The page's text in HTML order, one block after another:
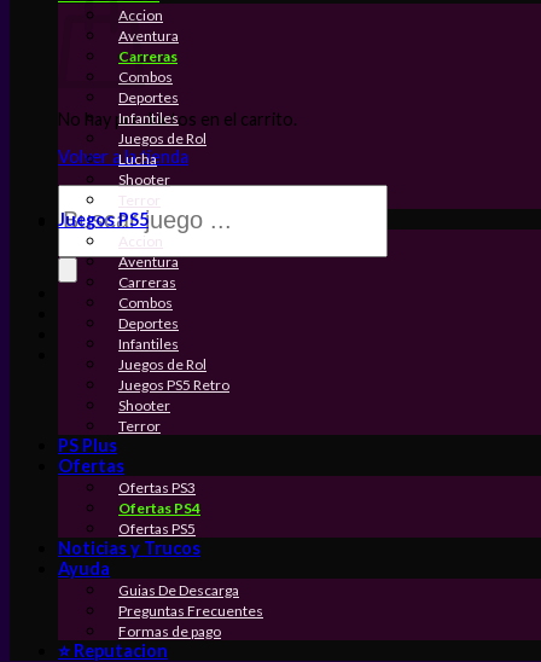
No hay productos en el carrito.
Volver a la tienda
Búsqueda
de
productos
Accion
Aventura
Carreras
Combos
Deportes
Infantiles
Juegos de Rol
Lucha
Shooter
Terror
Juegos PS5
Accion
Aventura
Carreras
Combos
Deportes
Infantiles
Juegos de Rol
Juegos PS5 Retro
Shooter
Terror
PS Plus
Ofertas
Ofertas PS3
Ofertas PS4
Ofertas PS5
Noticias y Trucos
Ayuda
Guias De Descarga
Preguntas Frecuentes
Formas de pago
⭐ Reputacion